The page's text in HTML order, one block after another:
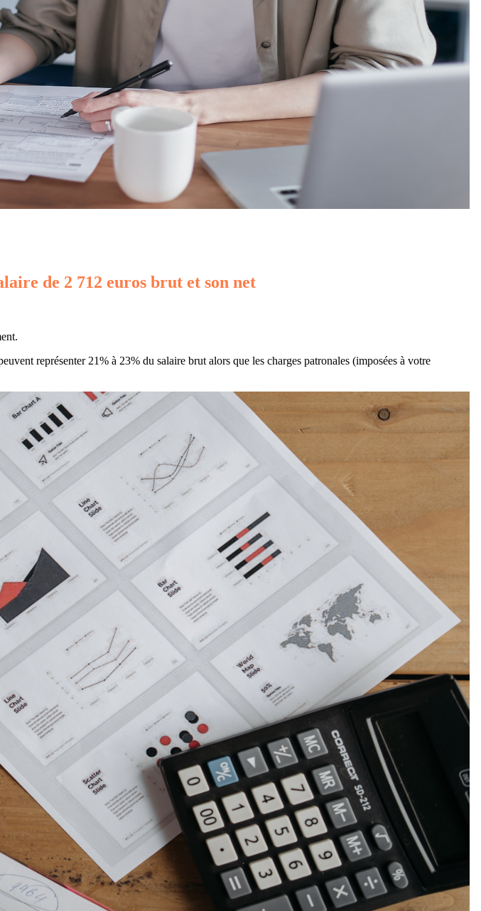
de 2 712 euros brut et son net
représenter 21% à 23% du salaire brut alors que les charges patronales (imposées à votre